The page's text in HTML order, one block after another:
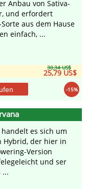
Anbau von Sativa-
und erfordert
aus dem Hause
einfach, ...
30,34 US$
25,79 US$
-15%
es sich um
Hybrid, der hier in
Version
und ser
...